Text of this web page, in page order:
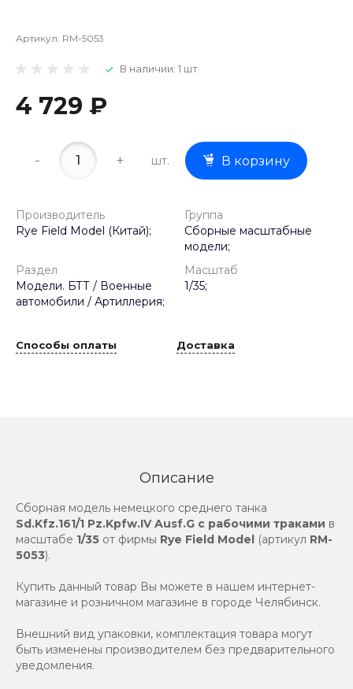
Артикул: RM-5053
В наличии: 1 шт
4 729 ₽
- + шт. В корзину
Производитель
Rye Field Model (Китай);
Группа
Сборные масштабные
модели;
Раздел
Модели. БТТ / Военные
автомобили / Артиллерия;
Масштаб
1/35;
Способы оплаты Доставка
Описание
Сборная модель немецкого среднего танка
Sd.Kfz.161/1 Pz.Kpfw.IV Ausf.G с рабочими траками в
масштабе 1/35 от фирмы Rye Field Model (артикул RM-
5053).
Купить данный товар Вы можете в нашем интернет-
магазине и розничном магазине в городе Челябинск.
Внешний вид упаковки, комплектация товара могут
быть изменены производителем без предварительного
уведомления.